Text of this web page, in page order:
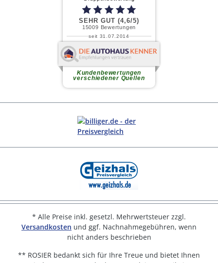
* Alle Preise inkl. gesetzl. Mehrwertsteuer zzgl.
Versandkosten und ggf. Nachnahmegebühren, wenn
nicht anders beschrieben
** ROSIER bedankt sich für Ihre Treue und bietet Ihnen